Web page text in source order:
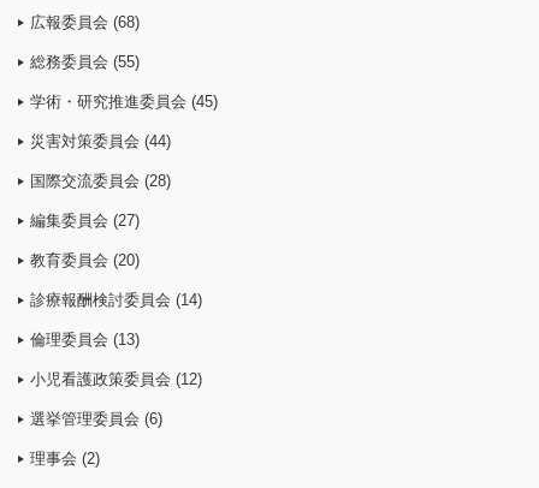
広報委員会 (68)
総務委員会 (55)
学術・研究推進委員会 (45)
災害対策委員会 (44)
国際交流委員会 (28)
編集委員会 (27)
教育委員会 (20)
診療報酬検討委員会 (14)
倫理委員会 (13)
小児看護政策委員会 (12)
選挙管理委員会 (6)
理事会 (2)